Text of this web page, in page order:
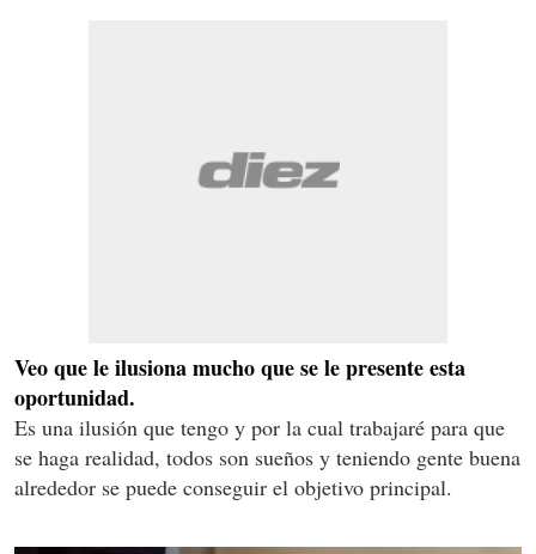
Veo que le ilusiona mucho que se le presente esta
oportunidad.
Es una ilusión que tengo y por la cual trabajaré para que
se haga realidad, todos son sueños y teniendo gente buena
alrededor se puede conseguir el objetivo principal.